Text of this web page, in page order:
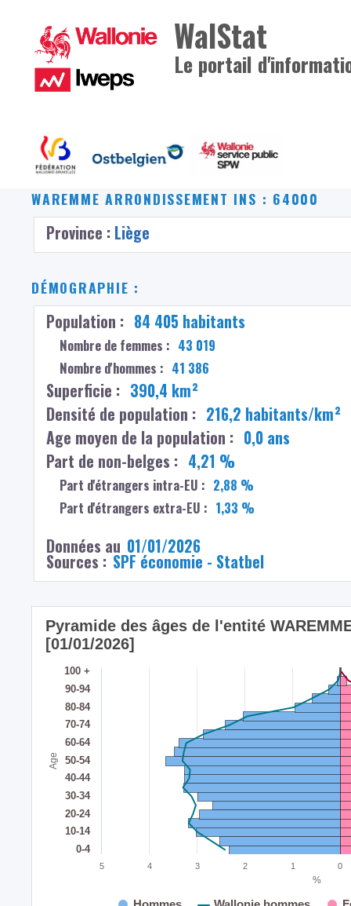
WalStat
Le portail
WAREMME ARRONDISSEMENT INS : 64000
Province : Liège
DÉMOGRAPHIE :
Population : 84 405 habitants
Nombre de femmes : 43 019
Nombre d'hommes : 41 386
Superficie : 390,4 km²
Densité de population : 216,2 habitants/km²
Age moyen de la population : 0,0 ans
Part de non-belges : 4,21 %
Part d'étrangers intra-EU : 2,88 %
Part d'étrangers extra-EU : 1,33 %
Données au 01/01/2026
Sources : SPF économie - Statbel
Age
%
Pyramide des âges de l'entité
[01/01/2026]
0-4
10-14
20-24
30-34
40-44
50-54
60-64
70-74
80-84
90-94
100 +
5 4 3 2 1 0